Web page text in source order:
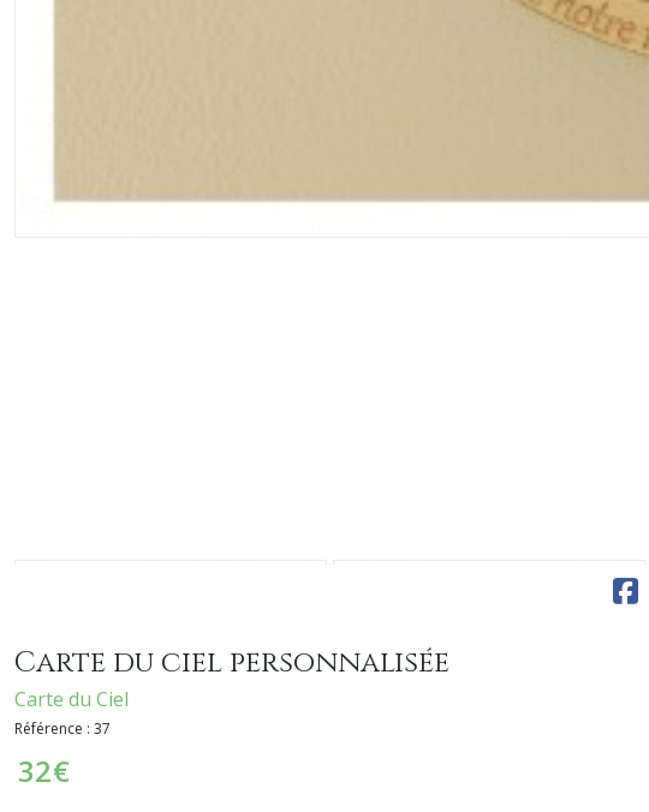
Carte du ciel personnalisée
Carte du Ciel
Référence : 37
32€